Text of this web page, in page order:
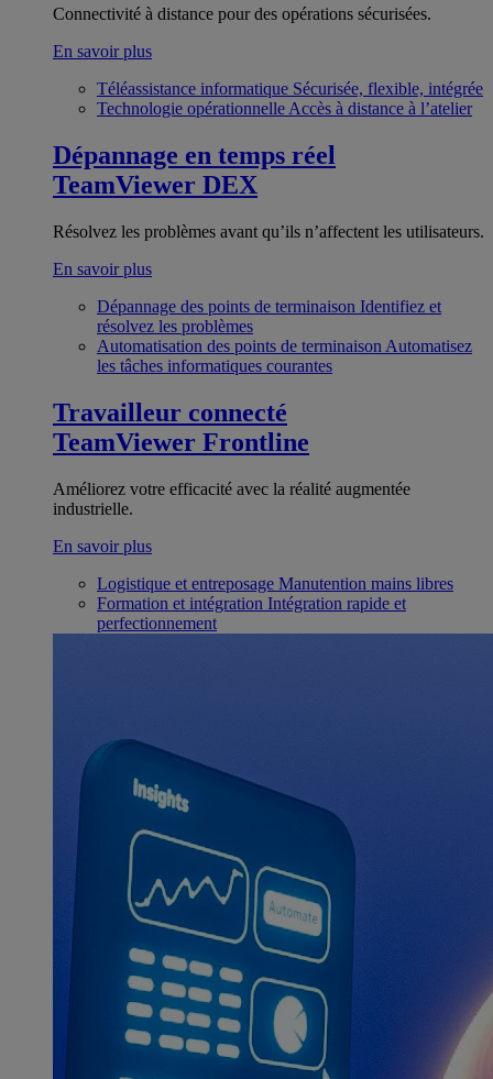
Connectivité à distance pour des opérations sécurisées.
En savoir plus
Téléassistance informatique Sécurisée, flexible, intégrée
Technologie opérationnelle Accès à distance à l’atelier
Dépannage en temps réel
TeamViewer DEX
Résolvez les problèmes avant qu’ils n’affectent les utilisateurs.
En savoir plus
Dépannage des points de terminaison Identifiez et
résolvez les problèmes
Automatisation des points de terminaison Automatisez
les tâches informatiques courantes
Travailleur connecté
TeamViewer Frontline
Améliorez votre efficacité avec la réalité augmentée
industrielle.
En savoir plus
Logistique et entreposage Manutention mains libres
Formation et intégration Intégration rapide et
perfectionnement